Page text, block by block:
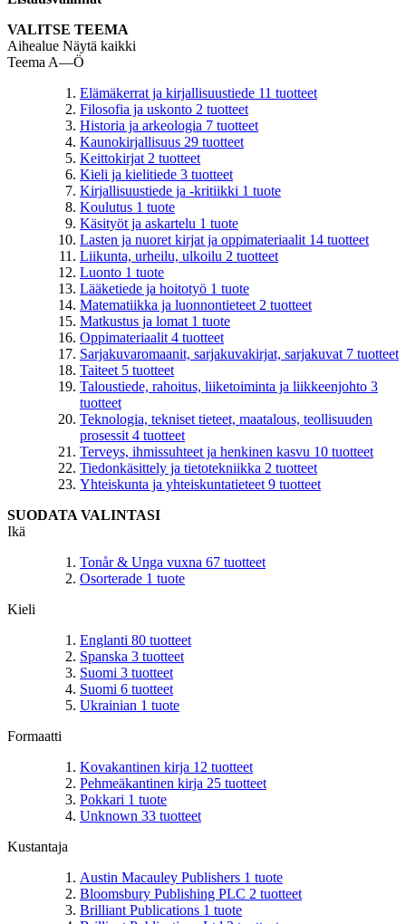
VALITSE TEEMA
Aihealue Näytä kaikki
Teema A—Ö
Elämäkerrat ja kirjallisuustiede 11 tuotteet
Filosofia ja uskonto 2 tuotteet
Historia ja arkeologia 7 tuotteet
Kaunokirjallisuus 29 tuotteet
Keittokirjat 2 tuotteet
Kieli ja kielitiede 3 tuotteet
Kirjallisuustiede ja -kritiikki 1 tuote
Koulutus 1 tuote
Käsityöt ja askartelu 1 tuote
Lasten ja nuoret kirjat ja oppimateriaalit 14 tuotteet
Liikunta, urheilu, ulkoilu 2 tuotteet
Luonto 1 tuote
Lääketiede ja hoitotyö 1 tuote
Matematiikka ja luonnontieteet 2 tuotteet
Matkustus ja lomat 1 tuote
Oppimateriaalit 4 tuotteet
Sarjakuvaromaanit, sarjakuvakirjat, sarjakuvat 7 tuotteet
Taiteet 5 tuotteet
Taloustiede, rahoitus, liiketoiminta ja liikkeenjohto 3
tuotteet
Teknologia, tekniset tieteet, maatalous, teollisuuden
prosessit 4 tuotteet
Terveys, ihmissuhteet ja henkinen kasvu 10 tuotteet
Tiedonkäsittely ja tietotekniikka 2 tuotteet
Yhteiskunta ja yhteiskuntatieteet 9 tuotteet
SUODATA VALINTASI
Ikä
Tonår & Unga vuxna 67 tuotteet
Osorterade 1 tuote
Kieli
Englanti 80 tuotteet
Spanska 3 tuotteet
Suomi 3 tuotteet
Suomi 6 tuotteet
Ukrainian 1 tuote
Formaatti
Kovakantinen kirja 12 tuotteet
Pehmeäkantinen kirja 25 tuotteet
Pokkari 1 tuote
Unknown 33 tuotteet
Kustantaja
Austin Macauley Publishers 1 tuote
Bloomsbury Publishing PLC 2 tuotteet
Brilliant Publications 1 tuote